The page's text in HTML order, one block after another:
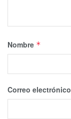
Nombre *
Correo electrónico